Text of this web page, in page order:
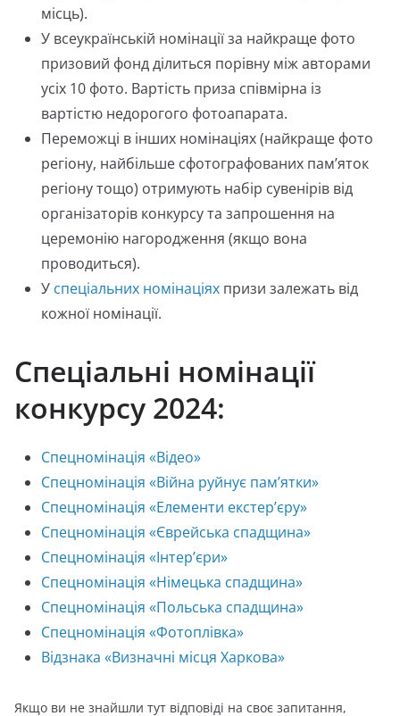
місць).
У всеукраїнській номінації за найкраще фото
призовий фонд ділиться порівну між авторами
усіх 10 фото. Вартість приза співмірна із
вартістю недорогого фотоапарата.
Переможці в інших номінаціях (найкраще фото
регіону, найбільше сфотографованих пам’яток
регіону тощо) отримують набір сувенірів від
організаторів конкурсу та запрошення на
церемонію нагородження (якщо вона
проводиться).
У спеціальних номінаціях призи залежать від
кожної номінації.
Спеціальні номінації
конкурсу 2024:
Спецномінація «Відео»
Спецномінація «Війна руйнує пам’ятки»
Спецномінація «Елементи екстер’єру»
Спецномінація «Єврейська спадщина»
Спецномінація «Інтер’єри»
Спецномінація «Німецька спадщина»
Спецномінація «Польська спадщина»
Спецномінація «Фотоплівка»
Відзнака «Визначні місця Харкова»
Якщо ви не знайшли тут відповіді на своє запитання,